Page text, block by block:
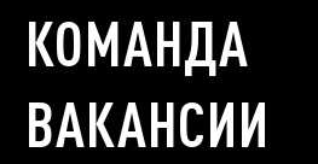
КОМАНДА
ВАКАНСИИ